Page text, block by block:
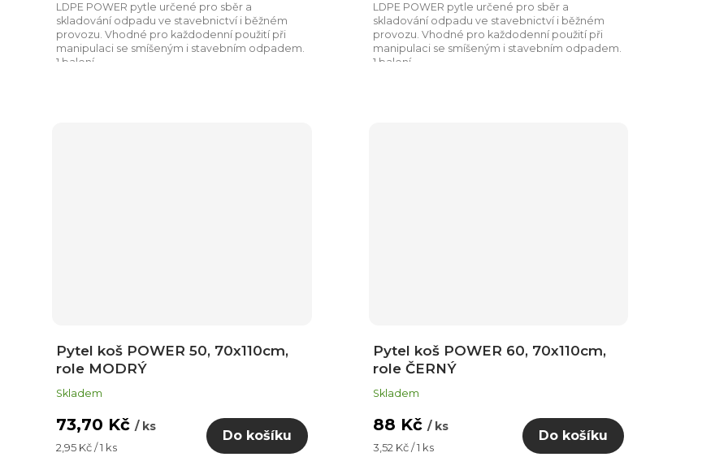
LDPE POWER pytle určené pro sběr a
skladování odpadu ve stavebnictví i běžném
provozu. Vhodné pro každodenní použití při
manipulaci se smíšeným i stavebním odpadem.
1 balení...
LDPE POWER pytle určené pro sběr a
skladování odpadu ve stavebnictví i běžném
provozu. Vhodné pro každodenní použití při
manipulaci se smíšeným i stavebním odpadem.
1 balení...
Pytel koš POWER 50, 70x110cm,
role MODRÝ
Skladem
73,70 Kč/ ks
Měrná
2,95 Kč / 1 ks
Do košíku
Pytel koš POWER 60, 70x110cm,
role ČERNÝ
Skladem
88 Kč / ks
Měrná
3,52 Kč / 1 ks
Do košíku